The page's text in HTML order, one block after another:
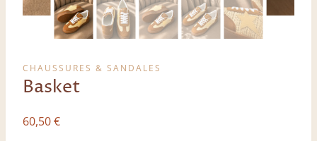
CHAUSSURES & SANDALES
Basket
60,50€